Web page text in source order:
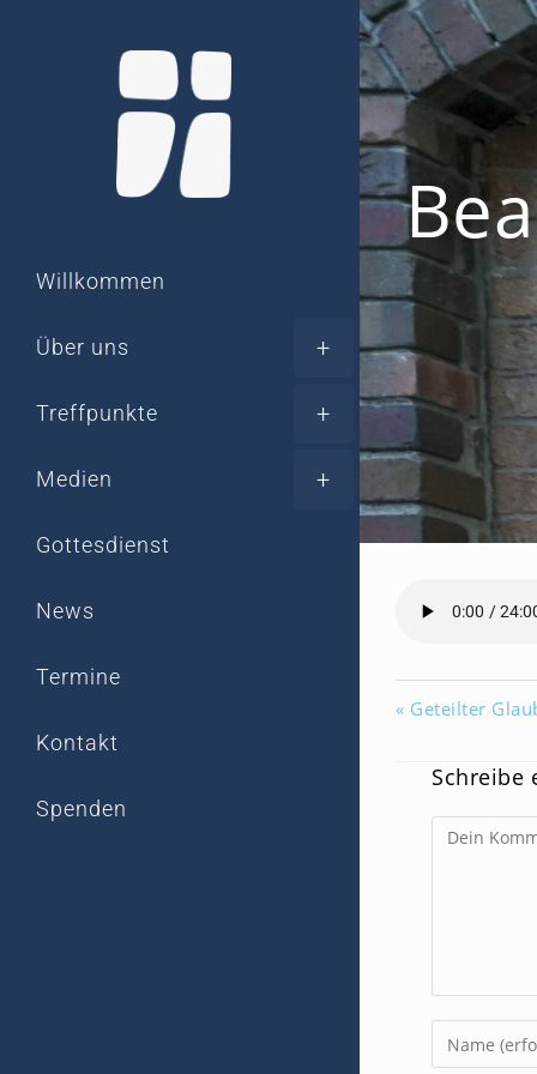
Zum
Inhalt
springen
Willkommen
Über uns
Treffpunkte
Medien
Gottesdienst
News
Termine
Kontakt
Spenden
« Geteilter
Schreibe
Kommentar
Gib
deinen